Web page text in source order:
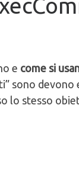
e come si
sono
lo stesso